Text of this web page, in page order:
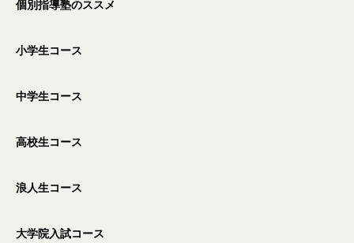
個別指導塾のススメ
小学生コース
中学生コース
高校生コース
浪人生コース
大学院入試コース